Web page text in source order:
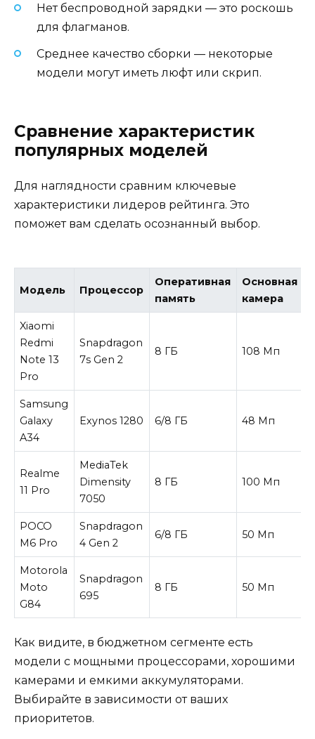
Нет беспроводной зарядки — это роскошь
для флагманов.
Среднее качество сборки — некоторые
модели могут иметь люфт или скрип.
Сравнение характеристик
популярных моделей
Для наглядности сравним ключевые
характеристики лидеров рейтинга. Это
поможет вам сделать осознанный выбор.
Модель Процессор
Оперативная
память
Основная
камера
Xiaomi
Redmi
Note 13
Pro
Snapdragon
7s Gen 2
8 ГБ 108 Мп
Samsung
Galaxy
A34
Exynos 1280 6/8 ГБ 48 Мп
Realme
11 Pro
MediaTek
Dimensity
7050
8 ГБ 100 Мп
POCO
M6 Pro
Snapdragon
4 Gen 2
6/8 ГБ 50 Мп
Motorola
Moto
G84
Snapdragon
695
8 ГБ 50 Мп
Как видите, в бюджетном сегменте есть
модели с мощными процессорами, хорошими
камерами и емкими аккумуляторами.
Выбирайте в зависимости от ваших
приоритетов.